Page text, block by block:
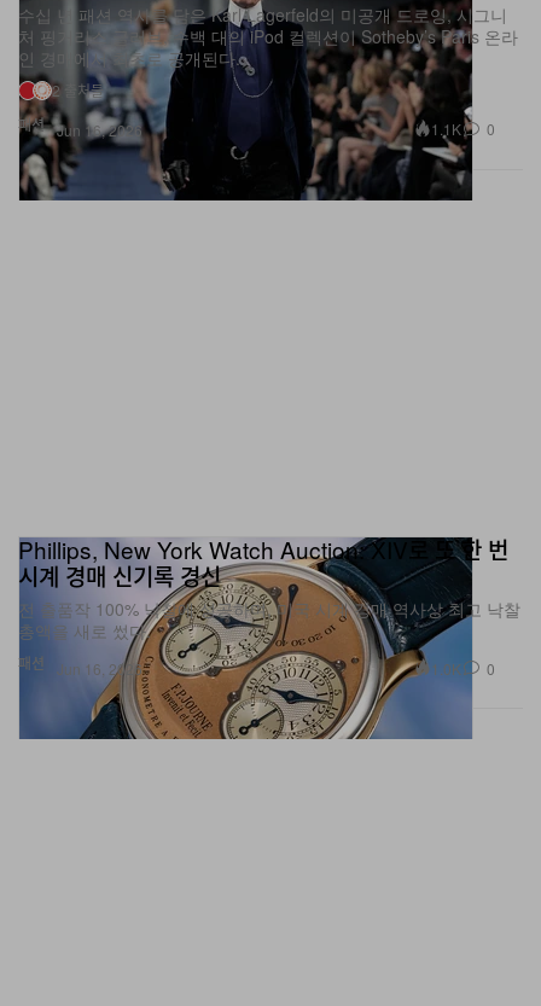
패션
수십 년 패션 역사를 담은 Karl Lagerfeld의 미공개 드로잉, 시그니
처 핑거리스 글러브, 수백 대의 iPod 컬렉션이 Sotheby’s Paris 온라
인 경매에서 최초로 공개된다.
2 출처들
Jun 16, 2026
1.1K 0
패션
Phillips, New York Watch Auction: XIV로 또 한 번
시계 경매 신기록 경신
전 출품작 100% 낙찰에 성공하며, 미국 시계 경매 역사상 최고 낙찰
총액을 새로 썼다.
Jun 16, 2026 1.0K 0